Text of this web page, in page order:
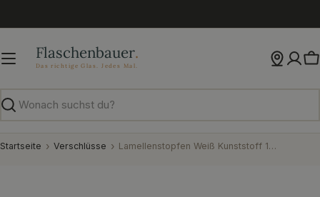
Inhalt
Suchen
Startseite Verschlüsse Lamellenstopfen Weiß Kunststoff 15 mm